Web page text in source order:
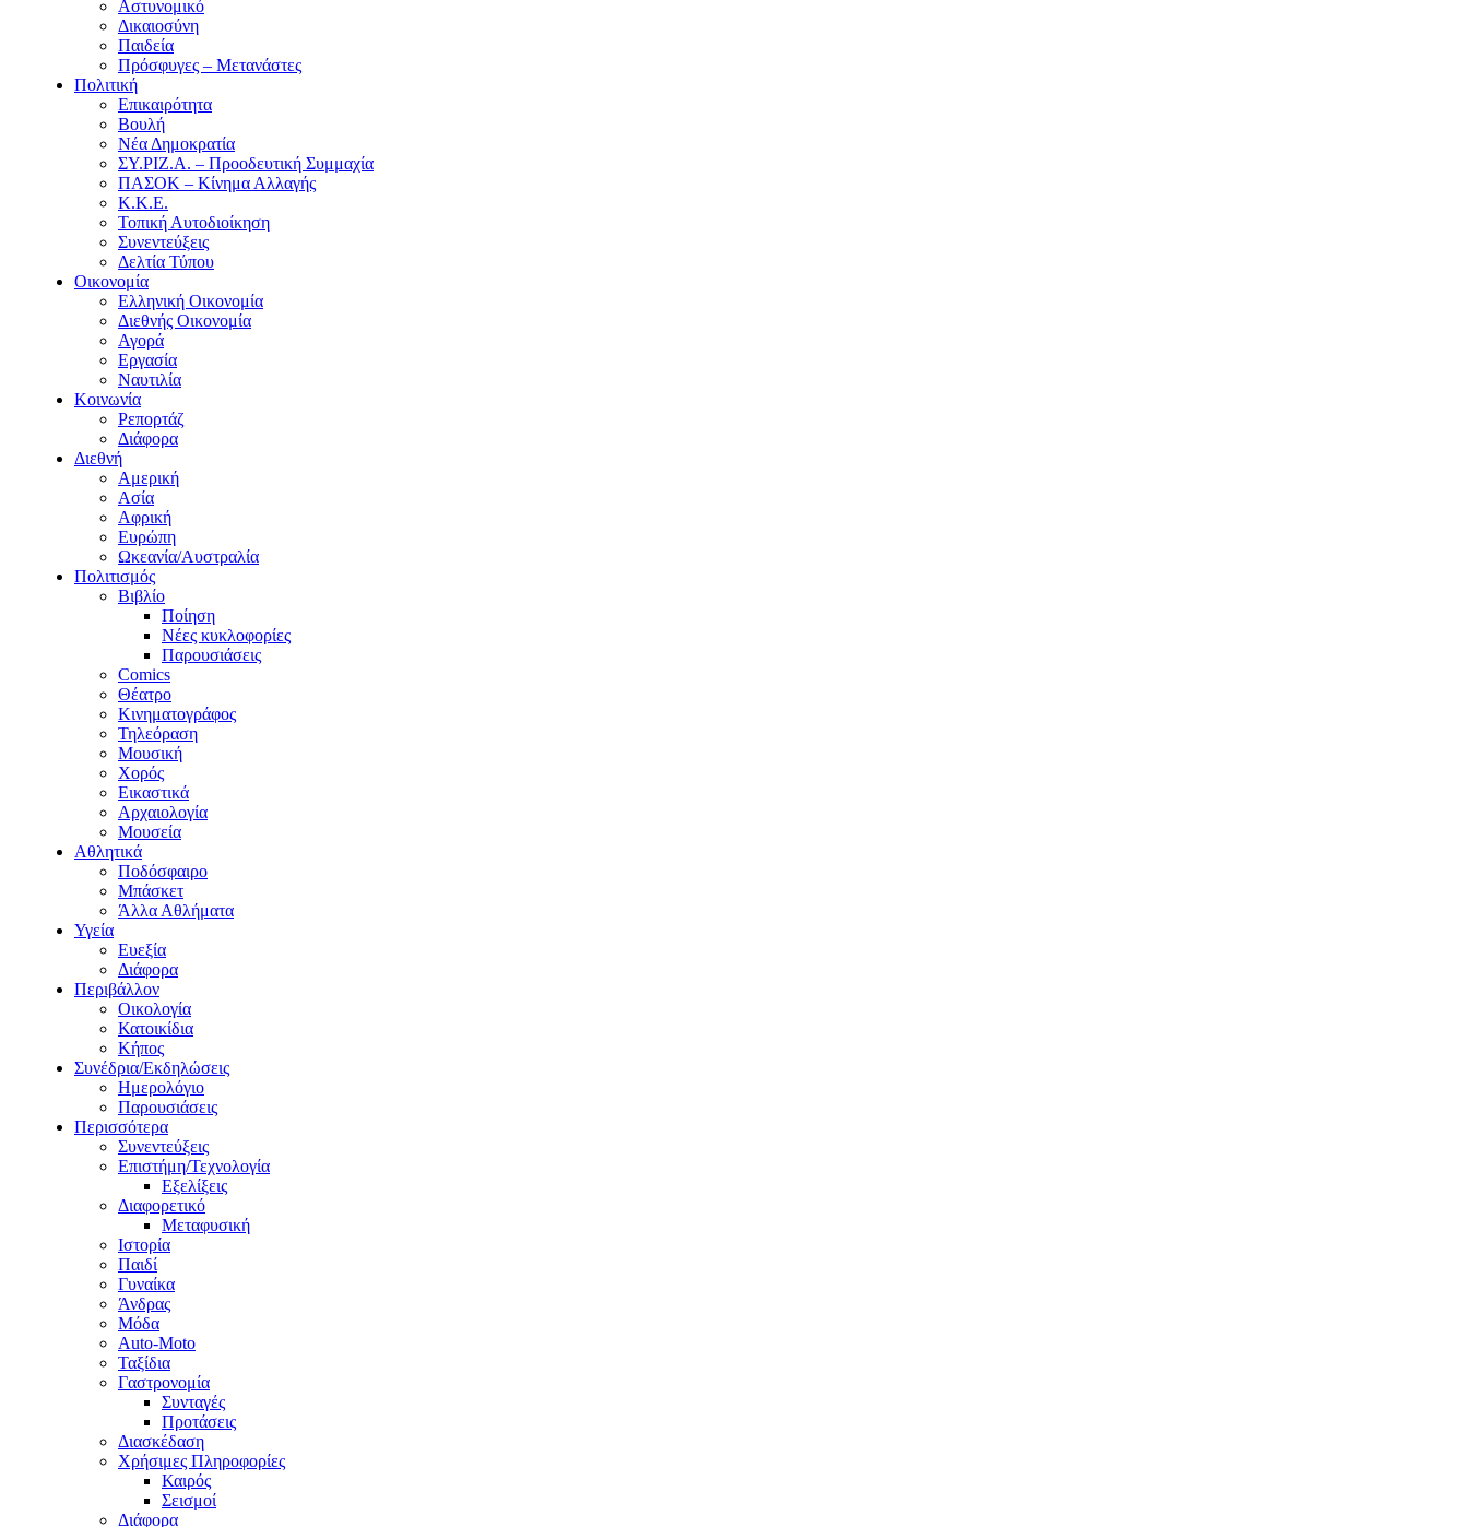
Αστυνομικό
Δικαιοσύνη
Παιδεία
Πρόσφυγες – Μετανάστες
Πολιτική
Επικαιρότητα
Βουλή
Νέα Δημοκρατία
ΣΥ.ΡΙΖ.Α. – Προοδευτική Συμμαχία
ΠΑΣΟΚ – Κίνημα Αλλαγής
Κ.Κ.Ε.
Τοπική Αυτοδιοίκηση
Συνεντεύξεις
Δελτία Τύπου
Οικονομία
Ελληνική Οικονομία
Διεθνής Οικονομία
Αγορά
Εργασία
Ναυτιλία
Κοινωνία
Ρεπορτάζ
Διάφορα
Διεθνή
Αμερική
Ασία
Αφρική
Ευρώπη
Ωκεανία/Αυστραλία
Πολιτισμός
Βιβλίο
Ποίηση
Νέες κυκλοφορίες
Παρουσιάσεις
Comics
Θέατρο
Κινηματογράφος
Τηλεόραση
Μουσική
Χορός
Εικαστικά
Αρχαιολογία
Μουσεία
Αθλητικά
Ποδόσφαιρο
Μπάσκετ
Άλλα Αθλήματα
Υγεία
Ευεξία
Διάφορα
Περιβάλλον
Οικολογία
Κατοικίδια
Κήπος
Συνέδρια/Εκδηλώσεις
Ημερολόγιο
Παρουσιάσεις
Περισσότερα
Συνεντεύξεις
Επιστήμη/Τεχνολογία
Εξελίξεις
Διαφορετικό
Μεταφυσική
Ιστορία
Παιδί
Γυναίκα
Άνδρας
Μόδα
Auto-Moto
Ταξίδια
Γαστρονομία
Συνταγές
Προτάσεις
Διασκέδαση
Χρήσιμες Πληροφορίες
Καιρός
Σεισμοί
Διάφορα